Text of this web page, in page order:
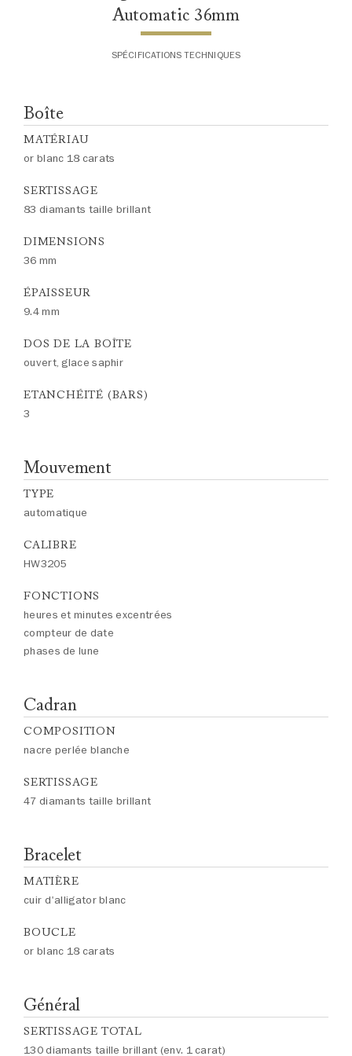
Automatic 36mm
SPÉCIFICATIONS TECHNIQUES
Boîte
MATÉRIAU
or blanc 18 carats
SERTISSAGE
83 diamants taille brillant
DIMENSIONS
36 mm
ÉPAISSEUR
9.4 mm
DOS DE LA BOÎTE
ouvert, glace saphir
ETANCHÉITÉ (BARS)
3
Mouvement
TYPE
automatique
CALIBRE
HW3205
FONCTIONS
heures et minutes excentrées
compteur de date
phases de lune
Cadran
COMPOSITION
nacre perlée blanche
SERTISSAGE
47 diamants taille brillant
Bracelet
MATIÈRE
cuir d'alligator blanc
BOUCLE
or blanc 18 carats
Général
SERTISSAGE TOTAL
130 diamants taille brillant (env. 1 carat)